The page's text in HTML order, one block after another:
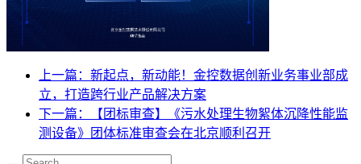
上一篇 ：新起点，新动能！金控数据创新业务事业部成
立，打造跨行业产品解决方案
下一篇 ：【团标审查】《污水处理生物絮体沉降性能监
测设备》团体标准审查会在北京顺利召开